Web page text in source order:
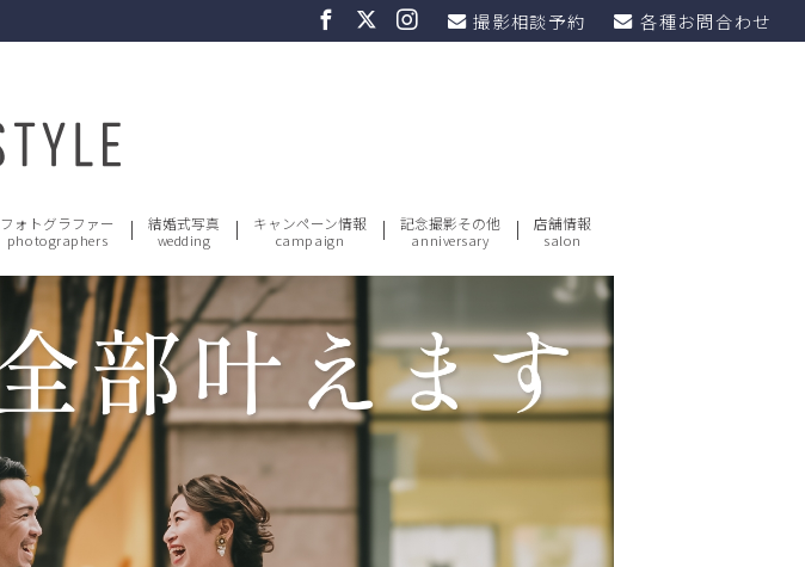
撮影相談予約 各種お問合わせ
フォトグラファー
photographers
結婚式写真
wedding
キャンペーン情報
campaign
記念撮影その他
anniversary
店舗情報
salon